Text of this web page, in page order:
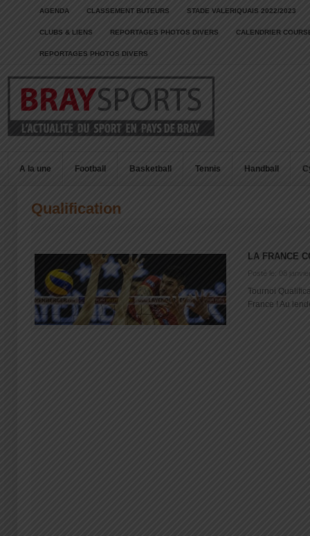
AGENDA CLASSEMENT BUTEURS STADE VALERIQUAIS 2022/2023
CLUBS & LIENS REPORTAGES PHOTOS DIVERS CALENDRIER
REPORTAGES PHOTOS DIVERS
A la une Football Basketball Tennis Handball
Qualification
LA FRANCE
Posté le: 08
Tournoi
France ! Au